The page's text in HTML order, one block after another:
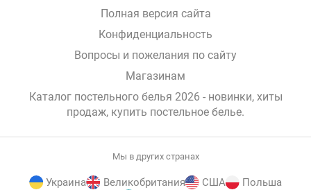
Полная версия сайта
Конфиденциальность
Вопросы и пожелания по сайту
Магазинам
Каталог постельного белья 2026 - новинки, хиты
продаж, купить постельное белье.
Мы в других странах
Украина Великобритания США Польша